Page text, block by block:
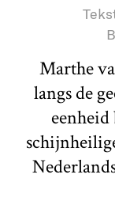
Marthe
langs de